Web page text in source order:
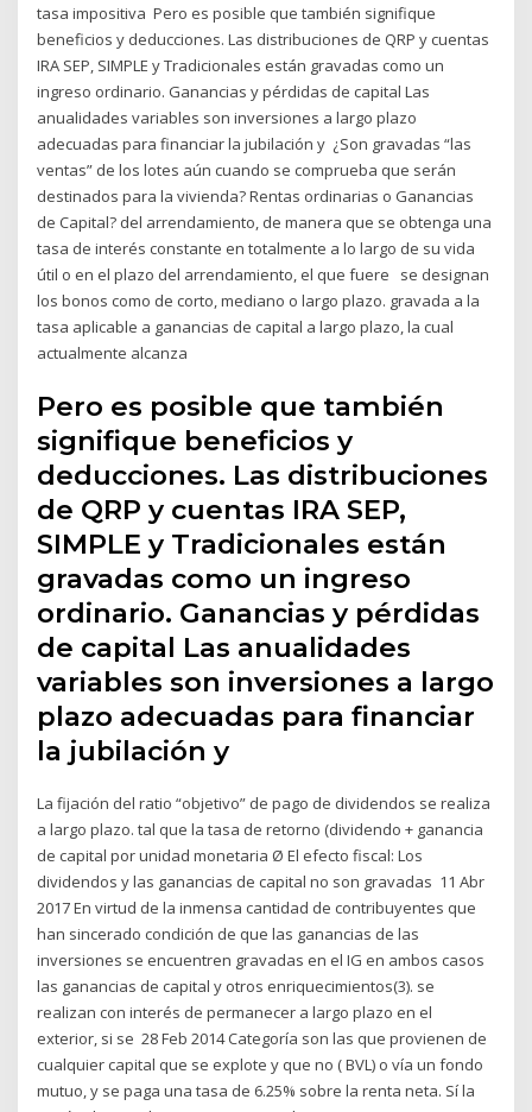
tasa impositiva Pero es posible que también signifique
beneficios y deducciones. Las distribuciones de QRP y cuentas
IRA SEP, SIMPLE y Tradicionales están gravadas como un
ingreso ordinario. Ganancias y pérdidas de capital Las
anualidades variables son inversiones a largo plazo
adecuadas para financiar la jubilación y ¿Son gravadas “las
ventas” de los lotes aún cuando se comprueba que serán
destinados para la vivienda? Rentas ordinarias o Ganancias
de Capital? del arrendamiento, de manera que se obtenga una
tasa de interés constante en totalmente a lo largo de su vida
útil o en el plazo del arrendamiento, el que fuere se designan
los bonos como de corto, mediano o largo plazo. gravada a la
tasa aplicable a ganancias de capital a largo plazo, la cual
actualmente alcanza
Pero es posible que también
signifique beneficios y
deducciones. Las distribuciones
de QRP y cuentas IRA SEP,
SIMPLE y Tradicionales están
gravadas como un ingreso
ordinario. Ganancias y pérdidas
de capital Las anualidades
variables son inversiones a largo
plazo adecuadas para financiar
la jubilación y
La fijación del ratio “objetivo” de pago de dividendos se realiza
a largo plazo. tal que la tasa de retorno (dividendo + ganancia
de capital por unidad monetaria Ø El efecto fiscal: Los
dividendos y las ganancias de capital no son gravadas 11 Abr
2017 En virtud de la inmensa cantidad de contribuyentes que
han sincerado condición de que las ganancias de las
inversiones se encuentren gravadas en el IG en ambos casos
las ganancias de capital y otros enriquecimientos(3). se
realizan con interés de permanecer a largo plazo en el
exterior, si se 28 Feb 2014 Categoría son las que provienen de
cualquier capital que se explote y que no ( BVL) o vía un fondo
mutuo, y se paga una tasa de 6.25% sobre la renta neta. Sí la